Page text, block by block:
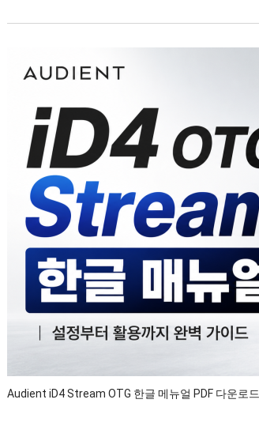
Audient iD4 Stream OTG 한글 메뉴얼 PDF 다운로드